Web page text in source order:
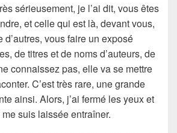
sérieusement, je l’ai dit, vous êtes
et celle qui est là, devant vous,
d’autres, vous faire un exposé
de titres et de noms d’auteurs, de
connaissez pas, elle va se mettre
C’est très rare, une grande
ainsi. Alors, j’ai fermé les yeux et
suis laissée entraîner.